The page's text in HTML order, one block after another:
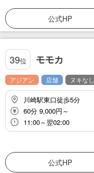
公式HP
39位 モモカ
アジアン 店舗 ヌキなし
川崎駅東口徒歩5分
60分 9,000円～
11:00～翌02:00
公式HP